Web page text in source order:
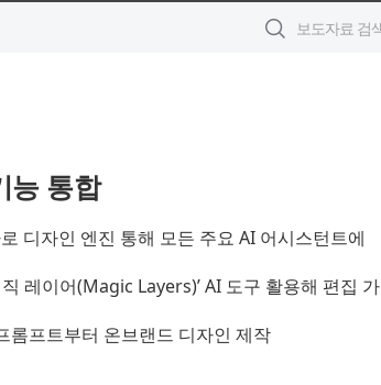
능 통합
디자인 엔진 통해 모든 주요 AI 어시스턴트에
레이어(Magic Layers)’ AI 도구 활용해 편집 가
롬프트부터 온브랜드 디자인 제작